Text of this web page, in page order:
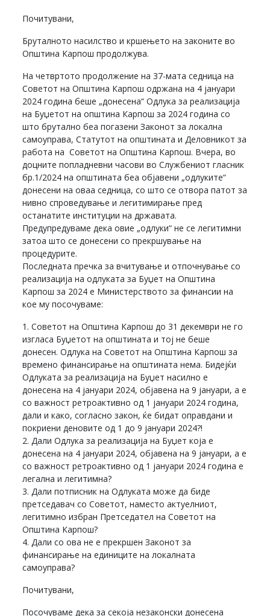
Почитувани,
Бруталното насилство и кршењето на законите во
Општина Карпош продолжува.
На четвртото продолжение на 37-мата седница на
Советот на Општина Карпош одржана на 4 јануари
2024 година беше „донесена“ Одлука за реализација
на Буџетот на општина Карпош за 2024 година со
што брутално беа погазени Законот за локална
самоуправа, Статутот на општината и Деловникот за
работа на Советот на Општина Карпош. Вчера, во
доцните попладневни часови во Службениот гласник
бр.1/2024 на општината беа објавени „одлуките“
донесени на оваа седница, со што се отвора патот за
нивно спроведување и легитимирање пред
останатите институции на државата.
Предупредуваме дека овие „одлуки“ не се легитимни
затоа што се донесени со прекршување на
процедурите.
Последната пречка за вчитување и отпочнување со
реализација на одлуката за Буџет на Општина
Карпош за 2024 е Министерството за финансии на
кое му посочуваме:
1. Советот на Општина Карпош до 31 декември не го
изгласа Буџетот на општината и тој не беше
донесен. Одлука на Советот на Општина Карпош за
времено финансирање на општината нема. Бидејќи
Одлуката за реализација на Буџет насилно е
донесена на 4 јануари 2024, објавена на 9 јануари, а е
со важност ретроактивно од 1 јануари 2024 година,
дали и како, согласно закон, ќе бидат оправдани и
покриени деновите од 1 до 9 јануари 2024?!
2. Дали Одлука за реализација на Буџет која е
донесена на 4 јануари 2024, објавена на 9 јануари, а е
со важност ретроактивно од 1 јануари 2024 година е
легална и легитимна?
3. Дали потписник на Одлуката може да биде
претседавач со Советот, наместо актуелниот,
легитимно избран Претседател на Советот на
Општина Карпош?
4. Дали со ова не е прекршен Законот за
финансирање на единиците на локалната
самоуправа?
Почитувани,
Посочуваме дека за секоја незаконски донесена